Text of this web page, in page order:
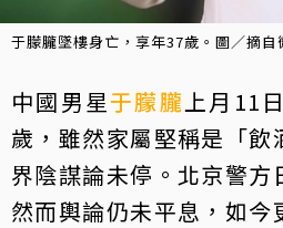
于朦朧墜樓身亡，享年37歲。圖／摘自
中國男星于朦朧 上月11
歲，雖然家屬堅稱是「飲
界陰謀論未停。北京警方
然而輿論仍未平息，如今